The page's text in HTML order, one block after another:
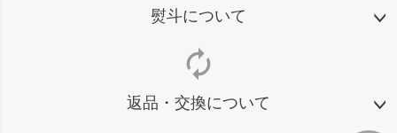
熨斗について
autorenew
返品・交換について